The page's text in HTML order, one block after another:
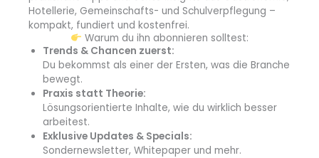
„Wir sind Kooperationspartner desWDR und ZDF. Daher
dürfen wir die Lizenzprodukte Maus und Elefant von der
Sendung mit der Maus und auch die Mainzelmännchen
verwenden“, erzählt Daniel Mack. Teekanne bietet im
Gastronomiesortiment mit
Früchtetee
an, der sich dank der sonnengereiften, naturbelassenen
Früchte mitfeinem Erdbeer- und Himbeergeschmack
sowie
Hotellerie, Gemeinschafts- und Schulverpflegung –
kompakt, fundiert und kostenfrei.
Warum du ihn abonnieren solltest:
Trends & Chancen zuerst:
Du bekommst als einer der Ersten, was die Branche
bewegt.
Praxis statt Theorie:
Lösungsorientierte Inhalte, wie du wirklich besser
arbeitest.
Exklusive Updates & Specials:
Sondernewsletter, Whitepaper und mehr.